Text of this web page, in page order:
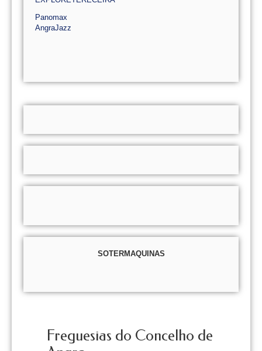
Panomax
AngraJazz
SOTERMAQUINAS
Freguesias do Concelho de